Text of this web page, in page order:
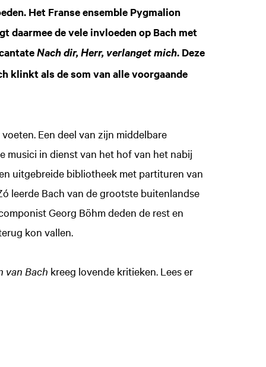
Het Franse ensemble Pygmalion
daarmee de vele invloeden op Bach met
Nach dir, Herr, verlanget mich. Deze
klinkt als de som van alle voorgaande
Een deel van zijn middelbare
musici in dienst van het hof van het nabij
uitgebreide bibliotheek met partituren van
leerde Bach van de grootste buitenlandse
Georg Böhm deden de rest en
kon vallen.
van Bach kreeg lovende kritieken. Lees er